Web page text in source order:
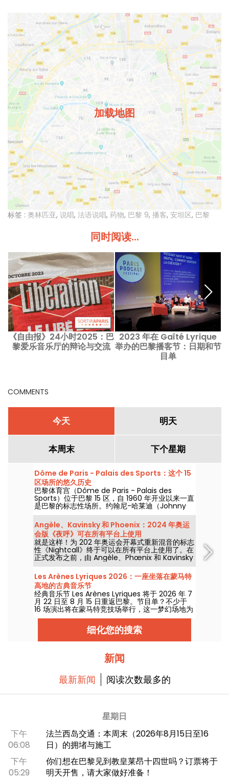
加载地图
标签 : 奥林匹亚, 说唱, 法语说唱, 药物, 巴黎 9, 播客, 安坦区, 巴黎
同时阅读...
《自由报》24小时2025：巴
黎爱乐音乐厅的辩论与交流
2023 年在 Gaîté Lyrique
举办的巴黎播客节：日期和节
目单
COMMENTS
今天 明天
本周末 下个星期
Dôme de Paris - Palais des Sports：这个 15
区场所的悠久历史
巴黎体育宫（Dôme de Paris - Palais des
Sports）位于巴黎 15 区，自 1960 年开业以来一直
是巴黎的标志性场所。约翰尼-哈莱迪（Johnny
Hallyday）、雷-查尔斯（Ray Charles）、滚石
乐队（The Rolling Stones）和披头士乐队（The
Beatles）都曾在此举办过音乐会！
Angèle、Kavinsky 和 Phoenix：2024 年奥运
会版《夜呼》可在所有平台上使用
就是这样！为 202 年奥运会开幕式重新混音的标志
性《Nightcall》终于可以在所有平台上使用了。在
正式发布之前，由 Angèle、Phœnix 和 Kavinsky
制作的版本已经引起了轰动。
Les Arènes Lyriques 2026：一座坐落在蒙马特
高地的古典音乐节
经典音乐节 Les Arènes Lyriques 将于 2026 年 7
月 22 日至 8 月 15 日重返巴黎。节目单？不少于
16 场演出将在蒙马特竞技场举行，这一梦幻场地为
聆听经典乐章提供了理想背景。
细化您的搜索
新闻
最新新闻 阅读次数最多的
星期日
下午
06:08
法兰西岛交通：本周末（2026年8月15日至16
日）的拥堵与施工
下午
05:29
你们想在巴黎见到教皇莱昂十四世吗？订票将于
明天开售，请大家做好准备！